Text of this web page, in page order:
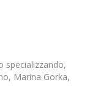
specializzando,
, Marina Gorka,